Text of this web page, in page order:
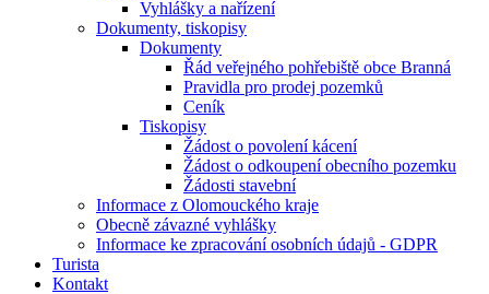
Vyhlášky a nařízení
Dokumenty, tiskopisy
Dokumenty
Řád veřejného pohřebiště obce Branná
Pravidla pro prodej pozemků
Ceník
Tiskopisy
Žádost o povolení kácení
Žádost o odkoupení obecního pozemku
Žádosti stavební
Informace z Olomouckého kraje
Obecně závazné vyhlášky
Informace ke zpracování osobních údajů - GDPR
Turista
Kontakt